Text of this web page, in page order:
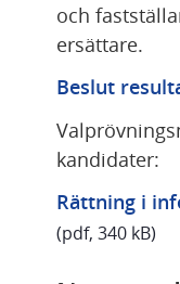
och
ersättare.
Beslut
kandidater:
Rättning i
(pdf, 340 kB)